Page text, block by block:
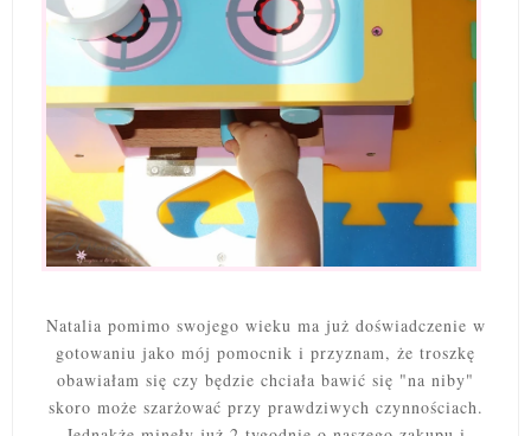
Natalia pomimo swojego wieku ma już doświadczenie w
gotowaniu jako mój pomocnik i przyznam, że troszkę
obawiałam się czy będzie chciała bawić się "na niby"
skoro może szarżować przy prawdziwych czynnościach.